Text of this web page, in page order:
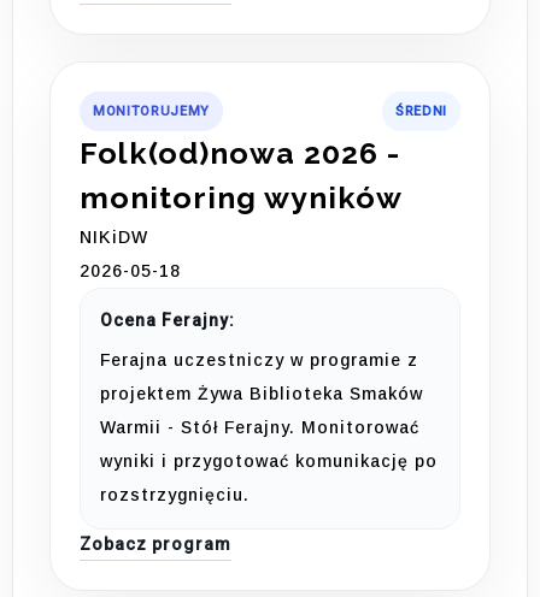
MONITORUJEMY ŚREDNI
Folk(od)nowa 2026 -
monitoring wyników
NIKiDW
2026-05-18
Ocena Ferajny:
Ferajna uczestniczy w programie z
projektem Żywa Biblioteka Smaków
Warmii - Stół Ferajny. Monitorować
wyniki i przygotować komunikację po
rozstrzygnięciu.
Zobacz program